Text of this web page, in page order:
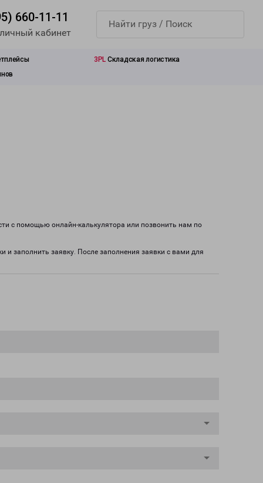
660-11-11
кабинет
3PL Складская логистика
с помощью онлайн-калькулятора или позвонить нам по
и заполнить заявку. После заполнения заявки с вами для